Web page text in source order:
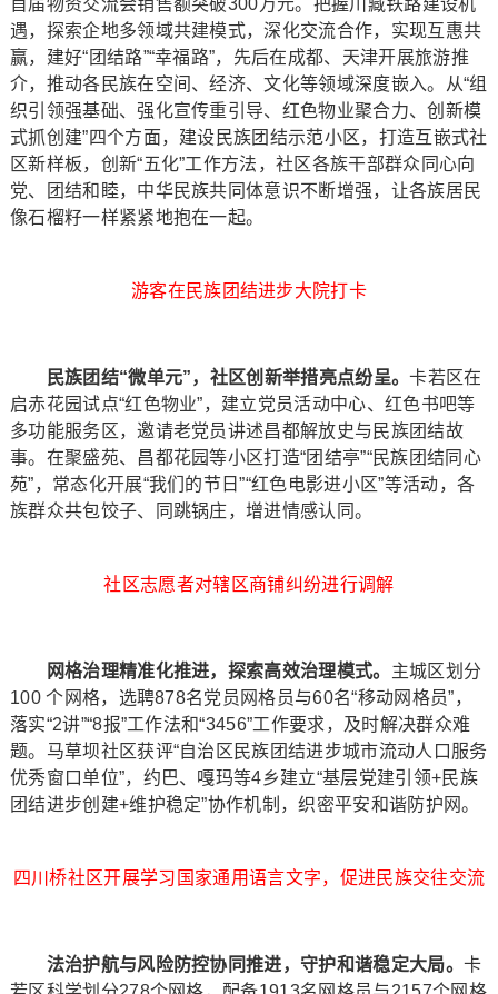
首届物资交流会销售额突破300万元。把握川藏铁路建设机
遇，探索企地多领域共建模式，深化交流合作，实现互惠共
赢，建好“团结路”“幸福路”，先后在成都、天津开展旅游推
介，推动各民族在空间、经济、文化等领域深度嵌入。从“组
织引领强基础、强化宣传重引导、红色物业聚合力、创新模
式抓创建”四个方面，建设民族团结示范小区，打造互嵌式社
区新样板，创新“五化”工作方法，社区各族干部群众同心向
党、团结和睦，中华民族共同体意识不断增强，让各族居民
像石榴籽一样紧紧地抱在一起。
游客在民族团结进步大院打卡
民族团结“微单元”，社区创新举措亮点纷呈。卡若区在
启赤花园试点“红色物业”，建立党员活动中心、红色书吧等
多功能服务区，邀请老党员讲述昌都解放史与民族团结故
事。在聚盛苑、昌都花园等小区打造“团结亭”“民族团结同心
苑”，常态化开展“我们的节日”“红色电影进小区”等活动，各
族群众共包饺子、同跳锅庄，增进情感认同。
社区志愿者对辖区商铺纠纷进行调解
网格治理精准化推进，探索高效治理模式。 主城区划分
100 个网格，选聘878名党员网格员与60名“移动网格员”，
落实“2讲”“8报”工作法和“3456”工作要求，及时解决群众难
题。马草坝社区获评“自治区民族团结进步城市流动人口服务
优秀窗口单位”，约巴、嘎玛等4乡建立“基层党建引领+民族
团结进步创建+维护稳定”协作机制，织密平安和谐防护网。
四川桥社区开展学习国家通用语言文字，促进民族交往交流
法治护航与风险防控协同推进，守护和谐稳定大局。 卡